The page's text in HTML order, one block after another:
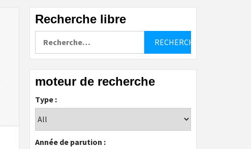
Recherche libre
moteur de recherche
Type :
Année de parution :